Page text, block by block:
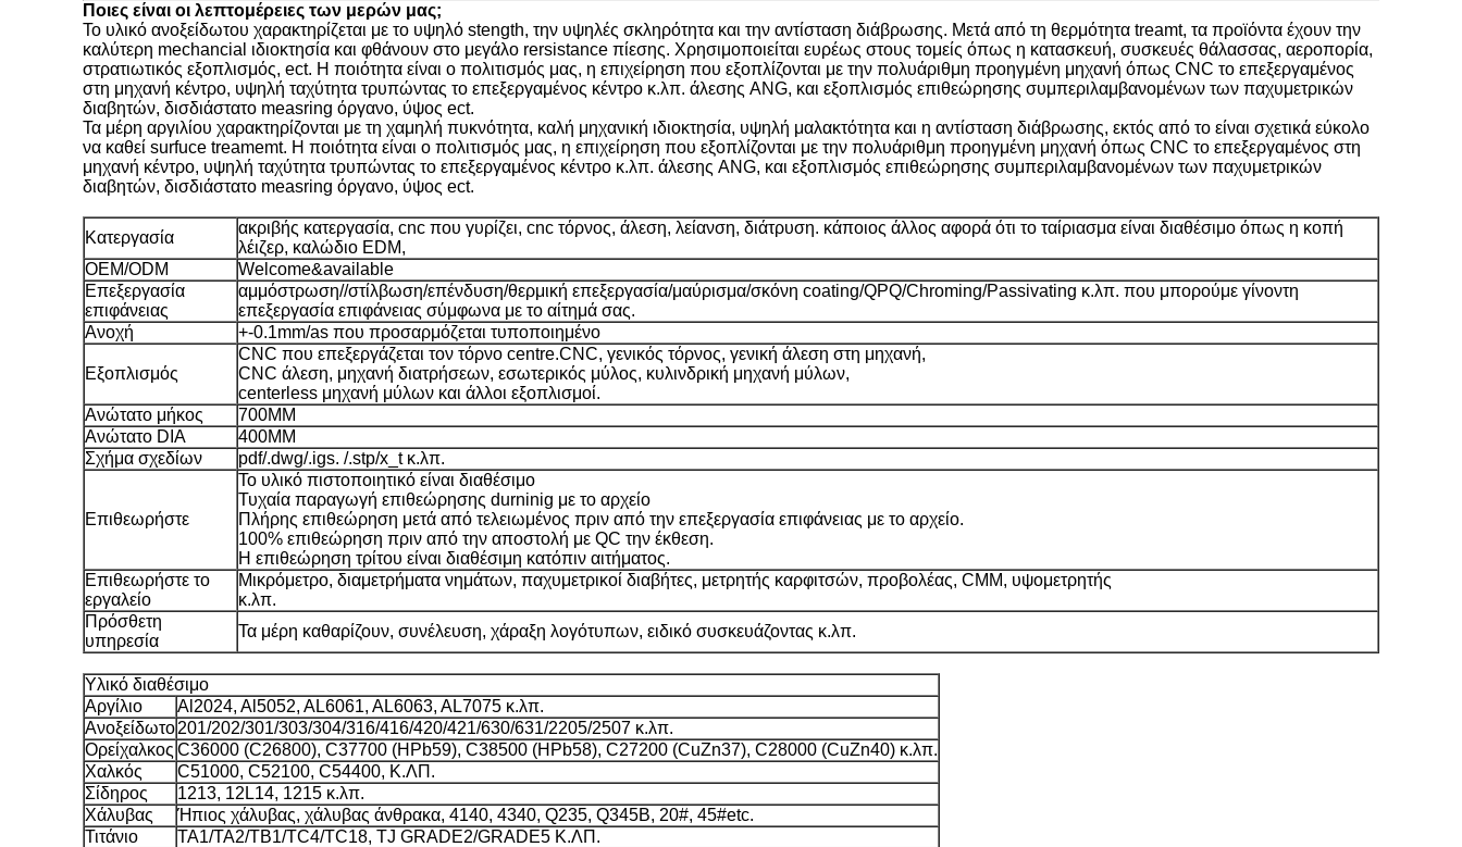
Ποιες είναι οι λεπτομέρειες των μερών μας;
Το υλικό ανοξείδωτου χαρακτηρίζεται με το υψηλό stength, την υψηλές σκληρότητα και την αντίσταση διάβρωσης. Μετά από τη θερμότητα treamt, τα προϊόντα έχουν την
καλύτερη mechancial ιδιοκτησία και φθάνουν στο μεγάλο rersistance πίεσης. Χρησιμοποιείται ευρέως στους τομείς όπως η κατασκευή, συσκευές θάλασσας, αεροπορία,
στρατιωτικός εξοπλισμός, ect. Η ποιότητα είναι ο πολιτισμός μας, η επιχείρηση που εξοπλίζονται με την πολυάριθμη προηγμένη μηχανή όπως CNC το επεξεργαμένος
στη μηχανή κέντρο, υψηλή ταχύτητα τρυπώντας το επεξεργαμένος κέντρο κ.λπ. άλεσης ANG, και εξοπλισμός επιθεώρησης συμπεριλαμβανομένων των παχυμετρικών
διαβητών, δισδιάστατο measring όργανο, ύψος ect.
Τα μέρη αργιλίου χαρακτηρίζονται με τη χαμηλή πυκνότητα, καλή μηχανική ιδιοκτησία, υψηλή μαλακτότητα και η αντίσταση διάβρωσης, εκτός από το είναι σχετικά εύκολο
να καθεί surfuce treamemt. Η ποιότητα είναι ο πολιτισμός μας, η επιχείρηση που εξοπλίζονται με την πολυάριθμη προηγμένη μηχανή όπως CNC το επεξεργαμένος στη
μηχανή κέντρο, υψηλή ταχύτητα τρυπώντας το επεξεργαμένος κέντρο κ.λπ. άλεσης ANG, και εξοπλισμός επιθεώρησης συμπεριλαμβανομένων των παχυμετρικών
διαβητών, δισδιάστατο measring όργανο, ύψος ect.
Κατεργασία
ακριβής κατεργασία, cnc που γυρίζει, cnc τόρνος, άλεση, λείανση, διάτρυση. κάποιος άλλος αφορά ότι το ταίριασμα είναι διαθέσιμο όπως η κοπή
λέιζερ, καλώδιο EDM,
OEM/ODM
Welcome&available
Επεξεργασία
επιφάνειας
αμμόστρωση//στίλβωση/επένδυση/θερμική επεξεργασία/μαύρισμα/σκόνη coating/QPQ/Chroming/Passivating κ.λπ. που μπορούμε γίνοντη
επεξεργασία επιφάνειας σύμφωνα με το αίτημά σας.
Ανοχή
+-0.1mm/as που προσαρμόζεται τυποποιημένο
Εξοπλισμός
CNC που επεξεργάζεται τον τόρνο centre.CNC, γενικός τόρνος, γενική άλεση στη μηχανή,
CNC άλεση, μηχανή διατρήσεων, εσωτερικός μύλος, κυλινδρική μηχανή μύλων,
centerless μηχανή μύλων και άλλοι εξοπλισμοί.
Ανώτατο μήκος
700MM
Ανώτατο DIA
400MM
Σχήμα σχεδίων
pdf/.dwg/.igs. /.stp/x_t κ.λπ.
Επιθεωρήστε
Το υλικό πιστοποιητικό είναι διαθέσιμο
Τυχαία παραγωγή επιθεώρησης durninig με το αρχείο
Πλήρης επιθεώρηση μετά από τελειωμένος πριν από την επεξεργασία επιφάνειας με το αρχείο.
100% επιθεώρηση πριν από την αποστολή με QC την έκθεση.
Η επιθεώρηση τρίτου είναι διαθέσιμη κατόπιν αιτήματος.
Επιθεωρήστε το
εργαλείο
Μικρόμετρο, διαμετρήματα νημάτων, παχυμετρικοί διαβήτες, μετρητής καρφιτσών, προβολέας, CMM, υψομετρητής
κ.λπ.
Πρόσθετη
υπηρεσία
Τα μέρη καθαρίζουν, συνέλευση, χάραξη λογότυπων, ειδικό συσκευάζοντας κ.λπ.
Υλικό διαθέσιμο
Αργίλιο
Al2024, Al5052, AL6061, AL6063, AL7075 κ.λπ.
Ανοξείδωτο201/202/301/303/304/316/416/420/421/630/631/2205/2507 κ.λπ.
Ορείχαλκος C36000 (C26800), C37700 (HPb59), C38500 (HPb58), C27200 (CuZn37), C28000 (CuZn40) κ.λπ.
Χαλκός
C51000, C52100, C54400, Κ.ΛΠ.
Σίδηρος
1213, 12L14, 1215 κ.λπ.
Χάλυβας
Ήπιος χάλυβας, χάλυβας άνθρακα, 4140, 4340, Q235, Q345B, 20#, 45#etc.
Τιτάνιο
TA1/TA2/TB1/TC4/TC18, TJ GRADE2/GRADE5 Κ.ΛΠ.